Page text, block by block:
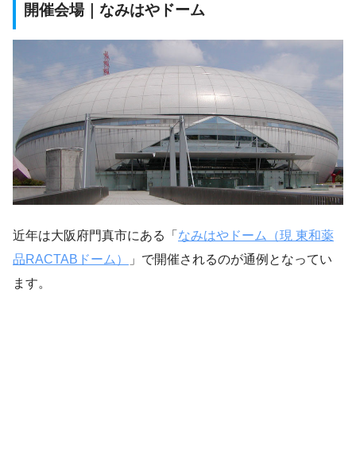
開催会場｜なみはやドーム
近年は大阪府門真市にある「 なみはやドーム（現 東和薬
品RACTABドーム）
」で開催されるのが通例となってい
ます。